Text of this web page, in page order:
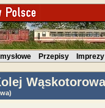
Przepisy Imprezy
Wąskotorowa